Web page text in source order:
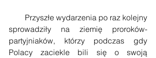
sprowadziły na ziemię proroków-
partyjniaków, którzy podczas gdy
Polacy zaciekle bili się o swoją